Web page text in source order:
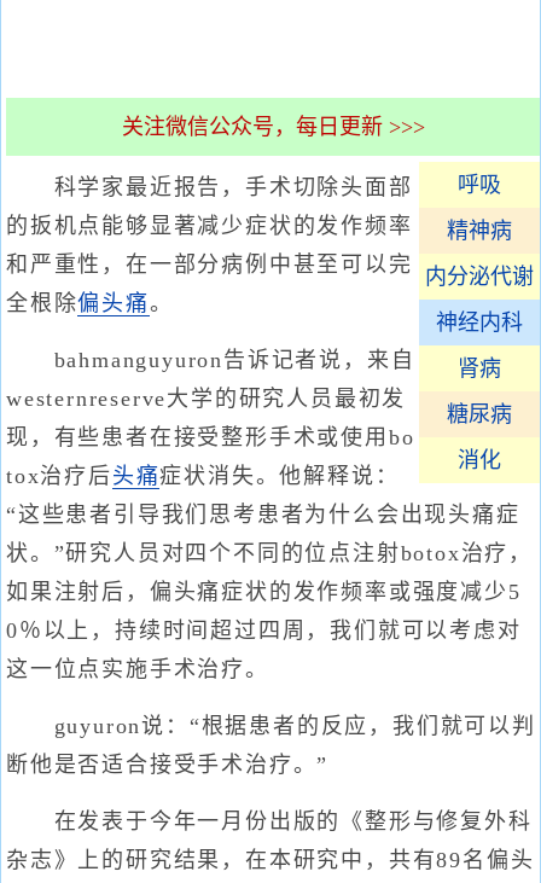
关注微信公众号，每日更新 >>>
呼吸
精神病
内分泌代谢
神经内科
肾病
糖尿病
消化
科学家最近报告，手术切除头面部
的扳机点能够显著减少症状的发作频率
和严重性，在一部分病例中甚至可以完
全根除偏头痛。
bahmanguyuron告诉记者说，来自
westernreserve大学的研究人员最初发
现，有些患者在接受整形手术或使用bo
tox治疗后头痛症状消失。他解释说：
“这些患者引导我们思考患者为什么会出现头痛症
状。”研究人员对四个不同的位点注射botox治疗，
如果注射后，偏头痛症状的发作频率或强度减少5
0％以上，持续时间超过四周，我们就可以考虑对
这一位点实施手术治疗。
guyuron说：“根据患者的反应，我们就可以判
断他是否适合接受手术治疗。”
在发表于今年一月份出版的《整形与修复外科
杂志》上的研究结果，在本研究中，共有89名偏头